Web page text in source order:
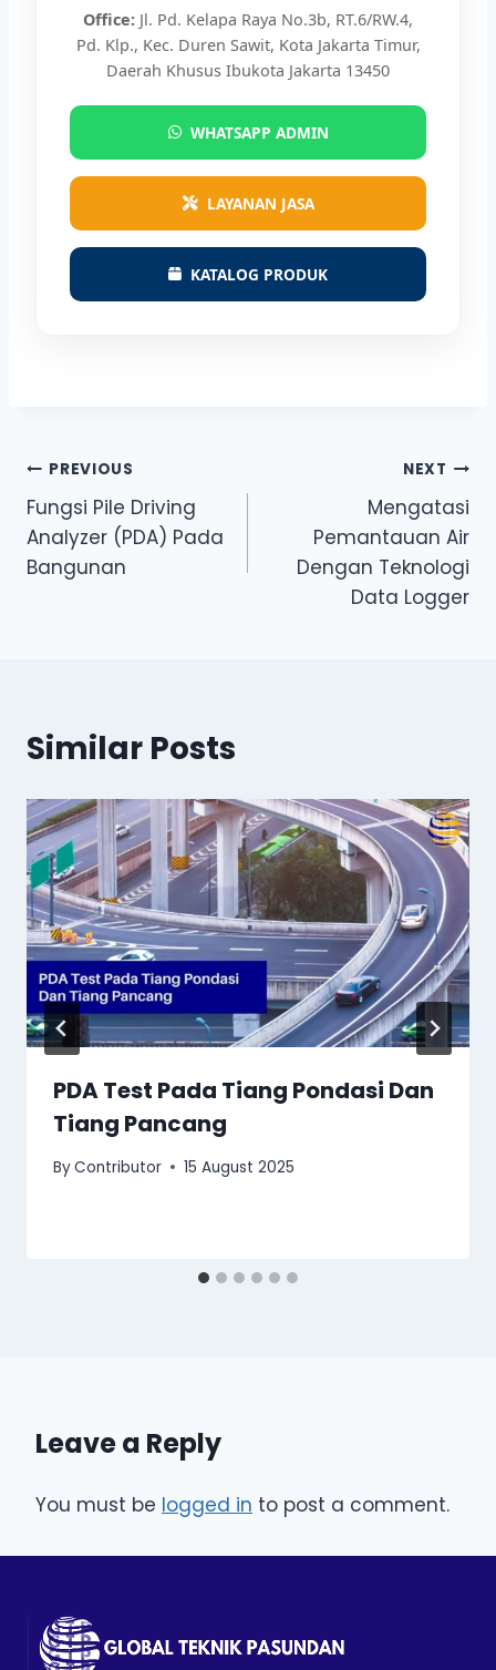
Office: Jl. Pd. Kelapa Raya No.3b, RT.6/RW.4,
Pd. Klp., Kec. Duren Sawit, Kota Jakarta Timur,
Daerah Khusus Ibukota Jakarta 13450
WHATSAPP ADMIN
LAYANAN JASA
KATALOG PRODUK
Post
navigation
PREVIOUS
Fungsi Pile Driving
Analyzer (PDA) Pada
Bangunan
NEXT
Mengatasi
Pemantauan Air
Dengan Teknologi
Data Logger
Similar Posts
PDA Test Pada Tiang Pondasi Dan
Tiang Pancang
ByContributor 15 August 2025
Leave a Reply
You must be logged in to post a comment.